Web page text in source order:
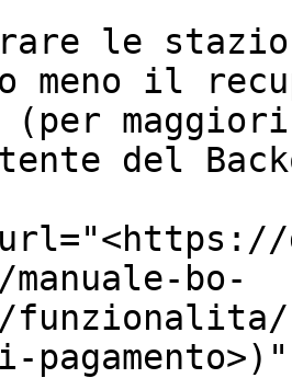
le
meno il
(per
del
bo-